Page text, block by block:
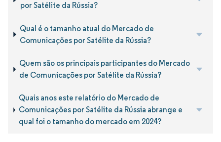
por Satélite da Rússia?
Qual é o tamanho atual do Mercado de
Comunicações por Satélite da Rússia?
Quem são os principais participantes do Mercado
de Comunicações por Satélite da Rússia?
Quais anos este relatório do Mercado de
Comunicações por Satélite da Rússia abrange e
qual foi o tamanho do mercado em 2024?